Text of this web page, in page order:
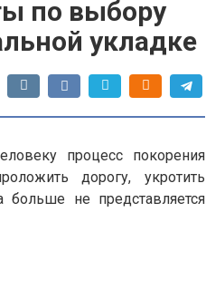
по выбору
укладке
процесс покорения
дорогу, укротить
не представляется